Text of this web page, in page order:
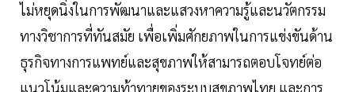
ไม่หยุดนิ่งในการพัฒนาและแสวงหาความรู้และนวัตกรรม
ทางวิชาการที่ทันสมัย เพื่อเพิ่มศักยภาพในการแข่งขันด้าน
ธุรกิจทางการแพทย์และสุขภาพให้สามารถตอบโจทย์ต่อ
แนวโน้มและความท้าทายของระบบสุขภาพไทย และการ